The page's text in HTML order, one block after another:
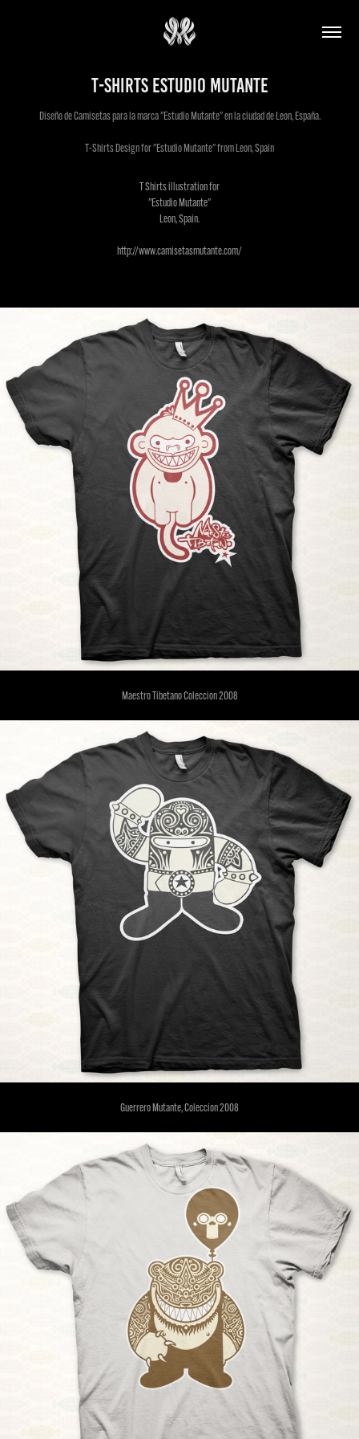
T-Shirts Estudio Mutante
Diseño de Camisetas para la marca "Estudio Mutante" en la ciudad de Leon, España.
T-Shirts Design for "Estudio Mutante" from Leon, Spain
T Shirts illustration for
"Estudio Mutante"
Leon, Spain.
http://www.camisetasmutante.com/
Maestro Tibetano Coleccion 2008
Guerrero Mutante, Coleccion 2008